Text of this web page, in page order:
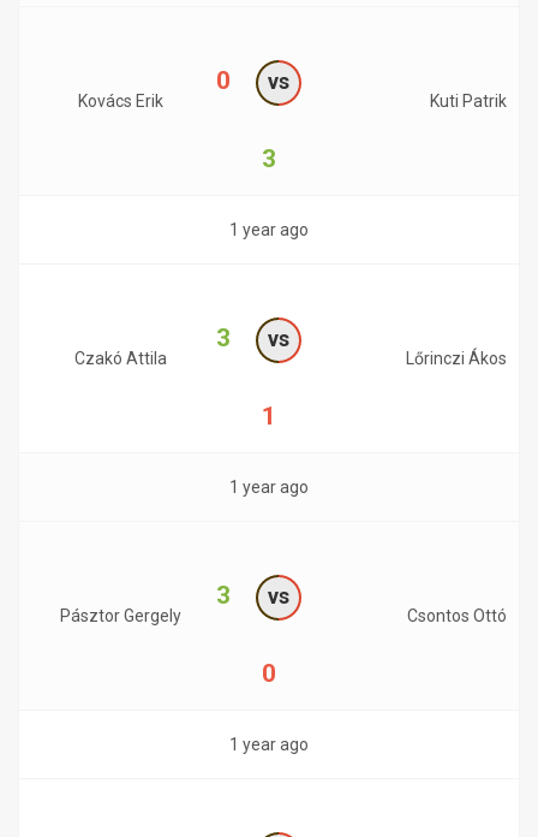
Kovács Erik
0 vs
3
Kuti Patrik
1 year ago
Czakó Attila
3 vs
1
Lőrinczi Ákos
1 year ago
Pásztor Gergely
3 vs
0
Csontos Ottó
1 year ago